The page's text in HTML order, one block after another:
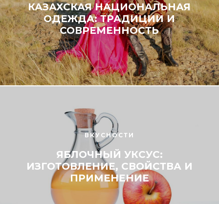
КАЗАХСКАЯ НАЦИОНАЛЬНАЯ
ОДЕЖДА: ТРАДИЦИИ И
СОВРЕМЕННОСТЬ
ВКУСНОСТИ
ЯБЛОЧНЫЙ УКСУС:
ИЗГОТОВЛЕНИЕ, СВОЙСТВА И
ПРИМЕНЕНИЕ